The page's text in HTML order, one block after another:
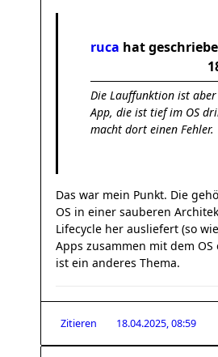
ruca hat
Die Lauffunktion ist
App, die ist tief im OS
macht dort einen Fehler.
Das war mein Punkt. Die
OS in einer sauberen
Lifecycle her ausliefert (so
Apps zusammen mit dem
ist ein anderes Thema.
Zitieren 18.04.2025, 08:59